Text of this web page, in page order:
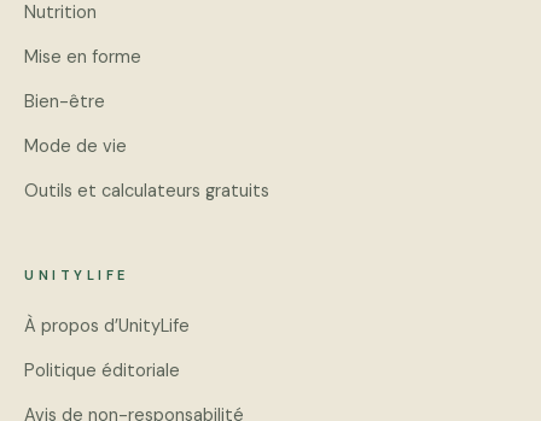
Nutrition
Mise en forme
Bien-être
Mode de vie
Outils et calculateurs gratuits
UNITYLIFE
À propos d’UnityLife
Politique éditoriale
Avis de non-responsabilité